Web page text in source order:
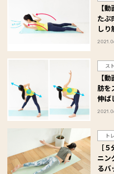
【
たぷ
しり
ス
【
肪を
伸ば
ト
［
ニン
るバ